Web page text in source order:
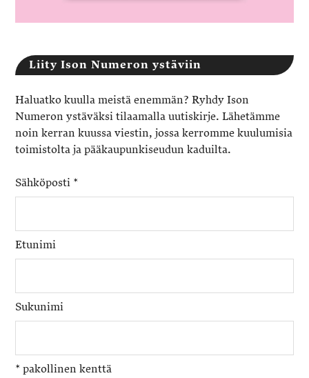
Liity Ison Numeron ystäviin
Haluatko kuulla meistä enemmän? Ryhdy Ison
Numeron ystäväksi tilaamalla uutiskirje. Lähetämme
noin kerran kuussa viestin, jossa kerromme kuulumisia
toimistolta ja pääkaupunkiseudun kaduilta.
Sähköposti *
Etunimi
Sukunimi
* pakollinen kenttä